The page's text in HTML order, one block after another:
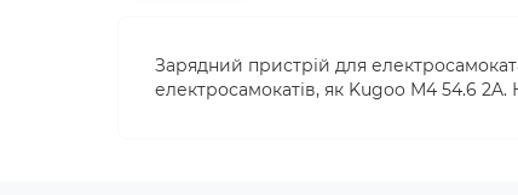
Зарядний пристрій для
електросамокатів, як Kugoo M4 54.6 2A.